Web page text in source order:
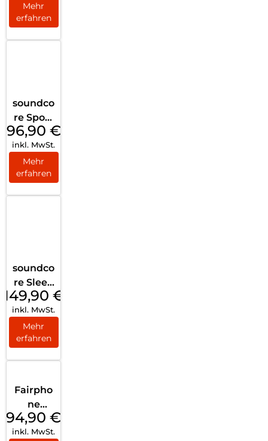
Mehr
erfahren
soundco
re Sport
X20
White
96,90 €
inkl. MwSt.
Mehr
erfahren
soundco
re Sleep
A20
White
149,90 €
inkl. MwSt.
Mehr
erfahren
Fairpho
ne
Fairbud
s True
94,90 €
inkl. MwSt.